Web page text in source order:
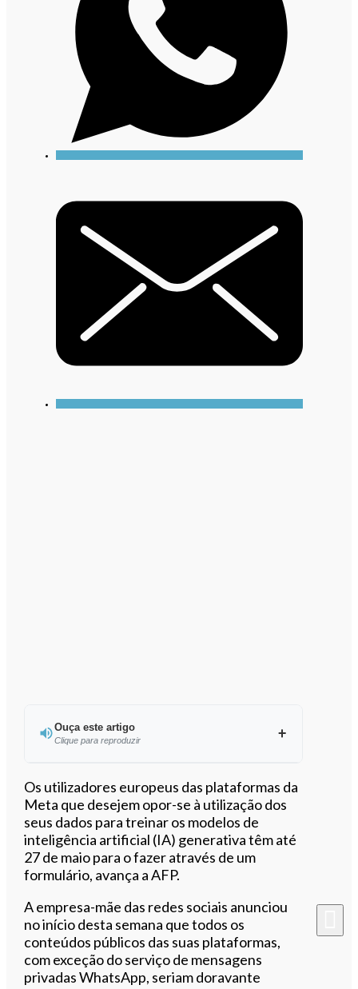
Ouça este artigo
Clique para reproduzir
Ouvir este artigo
Os utilizadores europeus das plataformas da
Meta que desejem opor-se à utilização dos
seus dados para treinar os modelos de
inteligência artificial (IA) generativa têm até
27 de maio para o fazer através de um
formulário, avança a AFP.
A empresa-mãe das redes sociais anunciou
no início desta semana que todos os
conteúdos públicos das suas plataformas,
com exceção do serviço de mensagens
privadas WhatsApp, seriam doravante